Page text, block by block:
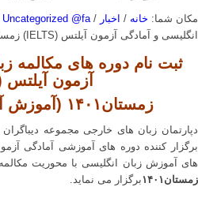
مکان شما: خانه / اخبار /
Uncategorized @fa
انگلیسی و آمادگی آزمون آیلتس (IELTS) زمستان ۱۴۰۱ (آمو...
ثبت نام دوره های مکالمه
آزمون آیلتس
زمستان۱۴۰۱ (آموزش آنلاین و حضوری )
دپارتمان زبان های خارجی مجموعه
های آموزش زبان انگلیسی با محوریت
زمستان۱۴۰۱
برگزار می نماید.